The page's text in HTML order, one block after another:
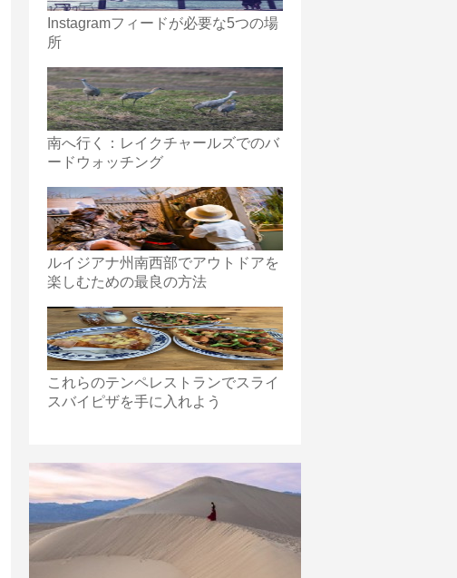
Instagramフィードが必要な5つの場
所
南へ行く：レイクチャールズでのバ
ードウォッチング
ルイジアナ州南西部でアウトドアを
楽しむための最良の方法
これらのテンペレストランでスライ
スバイピザを手に入れよう